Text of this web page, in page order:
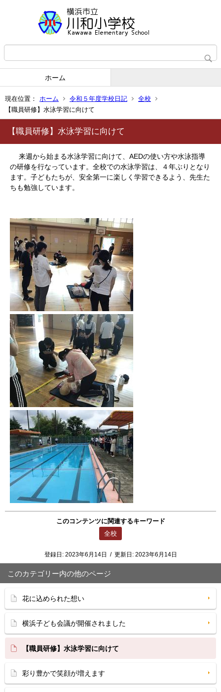
ホーム
現在位置： ホーム 令和５年度学校日記
全校
【職員研修】水泳学習に向けて
【職員研修】水泳学習に向けて
来週から始まる水泳学習に向けて、AEDの使い方や水泳指導
の研修を行なっています。全校での水泳学習は、４年ぶりとなり
ます。子どもたちが、安全第一に楽しく学習できるよう、先生た
ちも勉強しています。
このコンテンツに関連するキーワード
全校
登録日: 2023年6月14日 / 更新日: 2023年6月14日
このカテゴリー内の他のページ
花に込められた想い
横浜子ども会議が開催されました
【職員研修】水泳学習に向けて
彩り豊かで笑顔が増えます